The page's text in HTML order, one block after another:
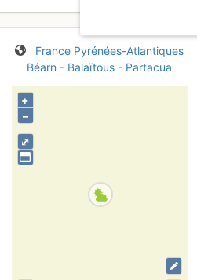
France Pyrénées-Atlantiques
Béarn - Balaïtous - Partacua
⤢
+
–